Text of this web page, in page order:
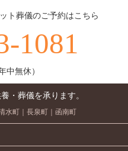
ト葬儀のご予約はこちら
1081
中無休）
・葬儀を承ります。
水町 長泉町 函南町